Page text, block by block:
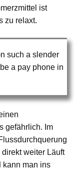
ist
zu relaxt.
such a slender
a pay phone in
gefährlich. Im
weiter Läuft
kann man ins